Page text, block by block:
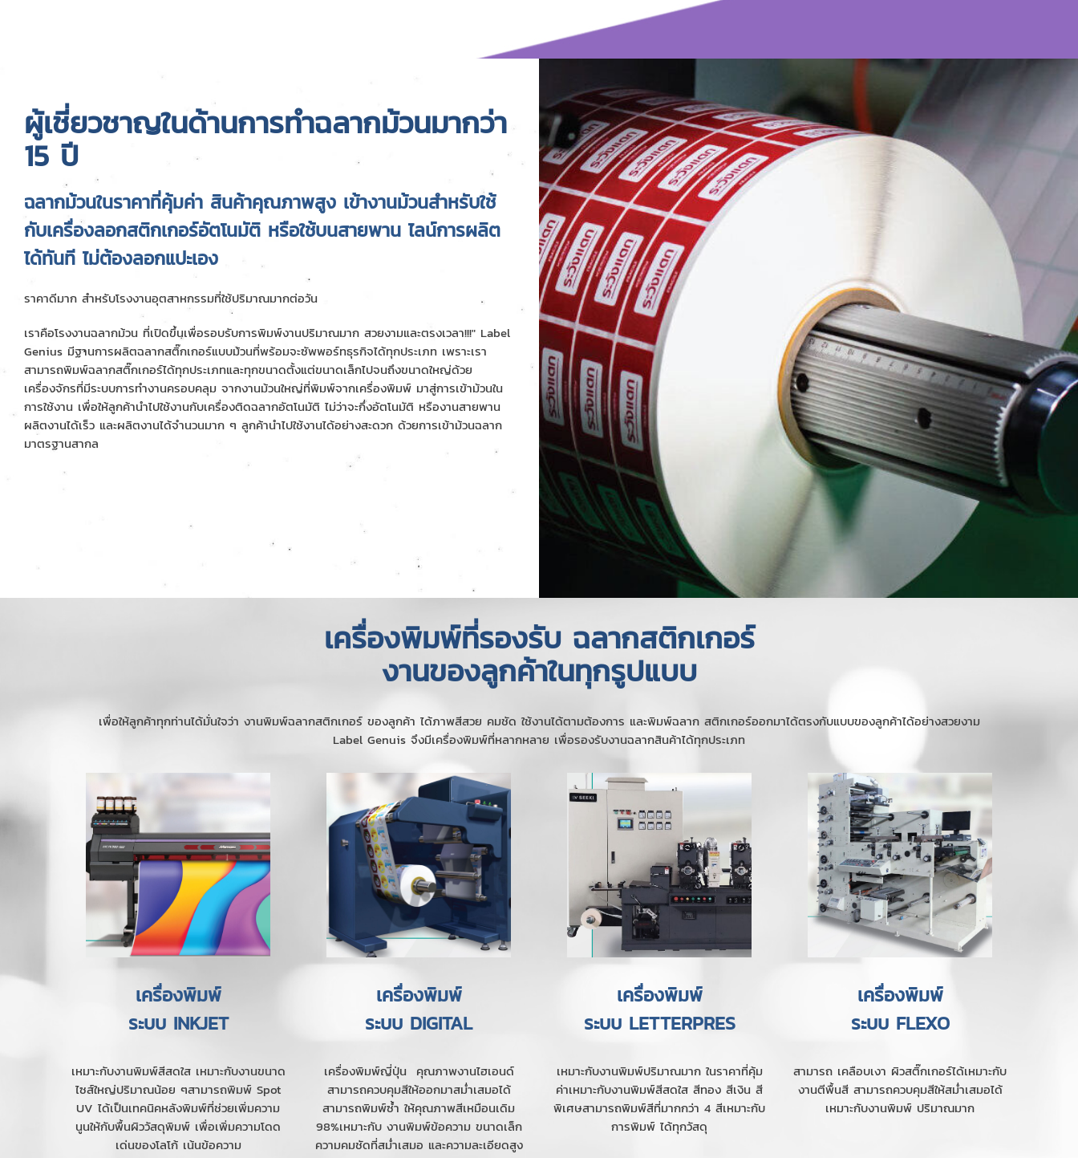
ผู้เชี่ยวชาญในด้านการทำฉลากม้วนมากว่า
15 ปี
ฉลากม้วนในราคาที่คุ้มค่า สินค้าคุณภาพสูง เข้างานม้วนสำหรับใช้
กับเครื่องลอกสติกเกอร์อัตโนมัติ หรือใช้บนสายพาน ไลน์การผลิต
ได้ทันที ไม่ต้องลอกแปะเอง
ราคาดีมาก สำหรับโรงงานอุตสาหกรรมที่ใช้ปริมาณมากต่อวัน
เราคือโรงงานฉลากม้วน ที่เปิดขึ้นเพื่อรอบรับการพิมพ์งานปริมาณมาก สวยงามและตรงเวลา!!!" Label
Genius มีฐานการผลิตฉลากสติ๊กเกอร์แบบม้วนที่พร้อมจะซัพพอร์ทธุรกิจได้ทุกประเภท เพราะเรา
สามารถพิมพ์ฉลากสติ๊กเกอร์ได้ทุกประเภทและทุกขนาดตั้งแต่ขนาดเล็กไปจนถึงขนาดใหญ่ด้วย
เครื่องจักรที่มีระบบการทำงานครอบคลุม จากงานม้วนใหญ่ที่พิมพ์จากเครื่องพิมพ์ มาสู่การเข้าม้วนใน
การใช้งาน เพื่อให้ลูกค้านำไปใช้งานกับเครื่องติดฉลากอัตโนมัติ ไม่ว่าจะกึ่งอัตโนมัติ หรืองานสายพาน
ผลิตงานได้เร็ว และผลิตงานได้จำนวนมาก ๆ ลูกค้านำไปใช้งานได้อย่างสะดวก ด้วยการเข้าม้วนฉลาก
มาตรฐานสากล
เครื่องพิมพ์ที่รองรับ ฉลากสติกเกอร์
งานของลูกค้าในทุกรูปแบบ
เพื่อให้ลูกค้าทุกท่านได้มั่นใจว่า งานพิมพ์ฉลากสติกเกอร์ ของลูกค้า ได้ภาพสีสวย คมชัด ใช้งานได้ตามต้องการ และพิมพ์ฉลาก สติกเกอร์ออกมาได้ตรงกับแบบของลูกค้าได้อย่างสวยงาม
Label Genuis จึงมีเครื่องพิมพ์ที่หลากหลาย เพื่อรองรับงานฉลากสินค้าได้ทุกประเภท
เครื่องพิมพ์
ระบบ INKJET
เหมาะกับงานพิมพ์สีสดใส เหมาะกับงานขนาด
ไซส์ใหญ่ปริมาณน้อย ๆสามารถพิมพ์ Spot
UV ได้เป็นเทคนิคหลังพิมพ์ที่ช่วยเพิ่มความ
นูนให้กับพื้นผิววัสดุพิมพ์ เพื่อเพิ่มความโดด
เด่นของโลโก้ เน้นข้อความ
เครื่องพิมพ์
ระบบ DIGITAL
เครื่องพิมพ์ญี่ปุ่น คุณภาพงานไฮเอนด์
สามารถควบคุมสีให้ออกมาสม่ำเสมอได้
สามารถพิมพ์ซ้ำ ให้คุณภาพสีเหมือนเดิม
98%เหมาะกับ งานพิมพ์ข้อความ ขนาดเล็ก
ความคมชัดที่สม่ำเสมอ และความละเอียดสูง
เครื่องพิมพ์
ระบบ LETTERPRES
เหมาะกับงานพิมพ์ปริมาณมาก ในราคาที่คุ้ม
ค่าเหมาะกับงานพิมพ์สีสดใส สีทอง สีเงิน สี
พิเศษสามารถพิมพ์สีที่มากกว่า 4 สีเหมาะกับ
การพิมพ์ ได้ทุกวัสดุ
เครื่องพิมพ์
ระบบ FLEXO
สามารถ เคลือบเงา ผิวสติ๊กเกอร์ได้เหมาะกับ
งานตีพื้นสี สามารถควบคุมสีให้สม่ำเสมอได้
เหมาะกับงานพิมพ์ ปริมาณมาก